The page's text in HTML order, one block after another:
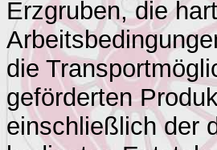
Erzgruben, die
die
geförderten
einschließlich der